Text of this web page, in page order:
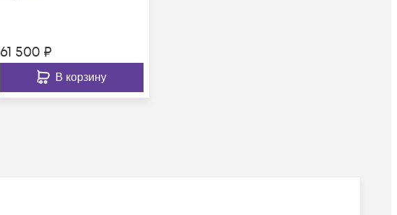
61 500₽
В корзину